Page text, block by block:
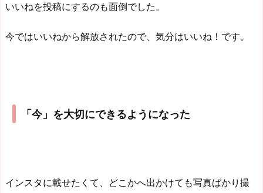
いいねを投稿にするのも面倒でした。
今ではいいねから解放されたので、気分はいいね！です。
「今」を大切にできるようになった
インスタに載せたくて、どこかへ出かけても写真ばかり撮